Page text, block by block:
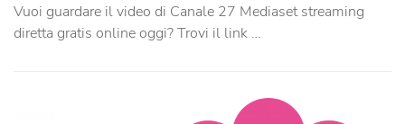
Vuoi guardare il video di Canale 27 Mediaset streaming
diretta gratis online oggi? Trovi il link …